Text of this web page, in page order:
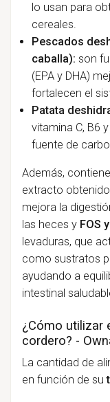
lo usan para
cereales.
Pescados
caballa): son
(EPA y DHA)
fortalecen el
Patata
vitamina C, B6
fuente de
Además,
extracto
mejora la
las heces y FOS
levaduras, que
como sustratos
ayudando a
intestinal
¿Cómo utilizar
cordero? -
La cantidad de
en función de su